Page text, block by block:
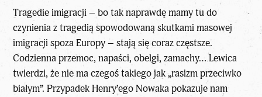
Tragedie imigracji– bo tak naprawdę mamy tu do
czynienia z tragedią spowodowaną skutkami masowej
imigracji spoza Europy – stają się coraz częstsze.
Codzienna przemoc, napaści, obelgi, zamachy… Lewica
twierdzi, że nie ma czegoś takiego jak „rasizm przeciwko
białym”. Przypadek Henry’ego Nowaka pokazuje nam